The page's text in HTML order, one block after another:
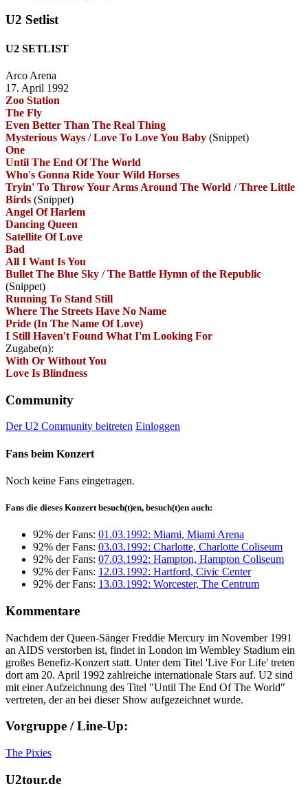
U2 Setlist
U2 SETLIST
Arco Arena
17. April 1992
Zoo Station
The Fly
Even Better Than The Real Thing
Mysterious Ways /Love To Love You Baby (Snippet)
One
Until The End Of The World
Who's Gonna Ride Your Wild Horses
Tryin' To Throw Your Arms Around The World /Three Little
Birds (Snippet)
Angel Of Harlem
Dancing Queen
Satellite Of Love
Bad
All I Want Is You
Bullet The Blue Sky /The Battle Hymn of the Republic
(Snippet)
Running To Stand Still
Where The Streets Have No Name
Pride (In The Name Of Love)
I Still Haven't Found What I'm Looking For
Zugabe(n):
With Or Without You
Love Is Blindness
Community
Der U2 Community beitreten Einloggen
Fans beim Konzert
Noch keine Fans eingetragen.
Fans die dieses Konzert besuch(t)en, besuch(t)en auch:
92% der Fans: 01.03.1992: Miami, Miami Arena
92% der Fans: 03.03.1992: Charlotte, Charlotte Coliseum
92% der Fans: 07.03.1992: Hampton, Hampton Coliseum
92% der Fans: 12.03.1992: Hartford, Civic Center
92% der Fans: 13.03.1992: Worcester, The Centrum
Kommentare
Nachdem der Queen-Sänger Freddie Mercury im November 1991
an AIDS verstorben ist, findet in London im Wembley Stadium ein
großes Benefiz-Konzert statt. Unter dem Titel 'Live For Life' treten
dort am 20. April 1992 zahlreiche internationale Stars auf. U2 sind
mit einer Aufzeichnung des Titel "Until The End Of The World"
vertreten, der an bei dieser Show aufgezeichnet wurde.
Vorgruppe / Line-Up:
The Pixies
U2tour.de